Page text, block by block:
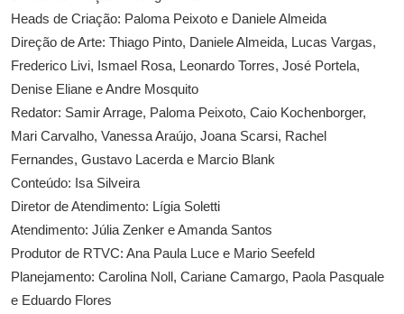
Heads de Criação: Paloma Peixoto e Daniele Almeida
Direção de Arte: Thiago Pinto, Daniele Almeida, Lucas Vargas,
Frederico Livi, Ismael Rosa, Leonardo Torres, José Portela,
Denise Eliane e Andre Mosquito
Redator: Samir Arrage, Paloma Peixoto, Caio Kochenborger,
Mari Carvalho, Vanessa Araújo, Joana Scarsi, Rachel
Fernandes, Gustavo Lacerda e Marcio Blank
Conteúdo: Isa Silveira
Diretor de Atendimento: Lígia Soletti
Atendimento: Júlia Zenker e Amanda Santos
Produtor de RTVC: Ana Paula Luce e Mario Seefeld
Planejamento: Carolina Noll, Cariane Camargo, Paola Pasquale
e Eduardo Flores